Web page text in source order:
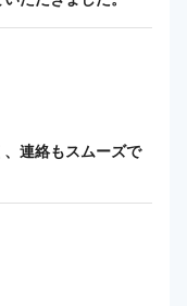
連絡もスムーズで